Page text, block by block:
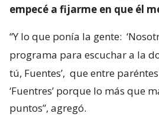
empecé a fijarme en que él
“Y lo que ponía la gente:
programa para escuchar a la
tú, Fuentes’, que entre
‘Fuentres’ porque lo más que
puntos”, agregó.